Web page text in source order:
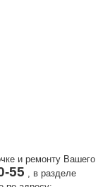
и ремонту Вашего
55 , в разделе